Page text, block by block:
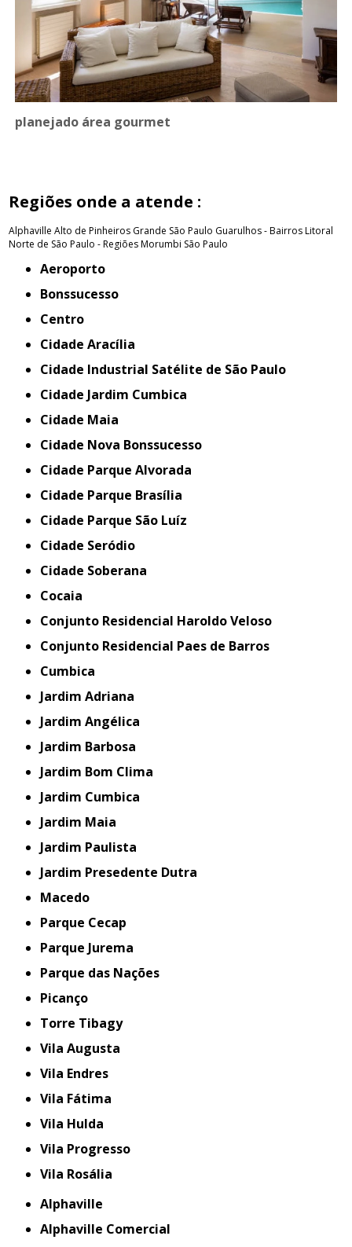
planejado área gourmet
Regiões onde a atende :
Alphaville Alto de Pinheiros Grande São Paulo Guarulhos - BairrosLitoral
Norte de São Paulo - RegiõesMorumbi São Paulo
Aeroporto
Bonssucesso
Centro
Cidade Aracília
Cidade Industrial Satélite de São Paulo
Cidade Jardim Cumbica
Cidade Maia
Cidade Nova Bonssucesso
Cidade Parque Alvorada
Cidade Parque Brasília
Cidade Parque São Luíz
Cidade Seródio
Cidade Soberana
Cocaia
Conjunto Residencial Haroldo Veloso
Conjunto Residencial Paes de Barros
Cumbica
Jardim Adriana
Jardim Angélica
Jardim Barbosa
Jardim Bom Clima
Jardim Cumbica
Jardim Maia
Jardim Paulista
Jardim Presedente Dutra
Macedo
Parque Cecap
Parque Jurema
Parque das Nações
Picanço
Torre Tibagy
Vila Augusta
Vila Endres
Vila Fátima
Vila Hulda
Vila Progresso
Vila Rosália
Alphaville
Alphaville Comercial